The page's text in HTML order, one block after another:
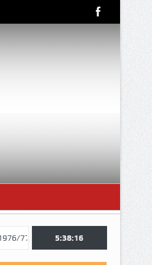
Aniversariantes do mês de AGOSTO
5:38:17